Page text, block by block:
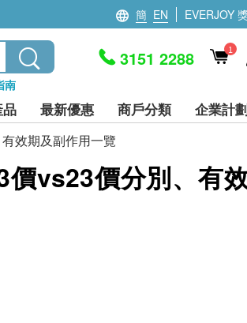
簡 EN EVERJOY
南
3151 2288 1
最新優惠 商戶分類 企業計
效期及副作用一覽
vs23價分別、有